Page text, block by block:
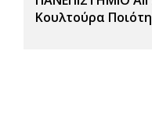
Κουλτούρα